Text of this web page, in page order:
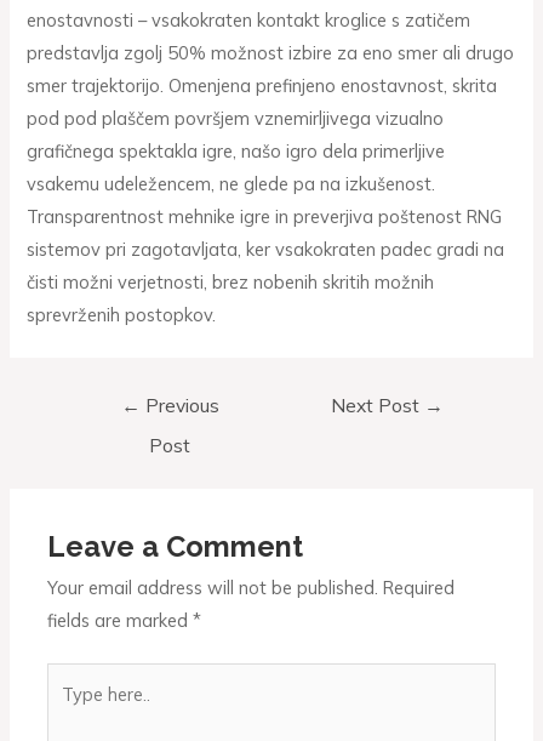
enostavnosti – vsakokraten kontakt kroglice s zatičem
predstavlja zgolj 50% možnost izbire za eno smer ali drugo
smer trajektorijo. Omenjena prefinjeno enostavnost, skrita
pod pod plaščem površjem vznemirljivega vizualno
grafičnega spektakla igre, našo igro dela primerljive
vsakemu udeležencem, ne glede pa na izkušenost.
Transparentnost mehnike igre in preverjiva poštenost RNG
sistemov pri zagotavljata, ker vsakokraten padec gradi na
čisti možni verjetnosti, brez nobenih skritih možnih
sprevrženih postopkov.
← Previous
Post
Next Post →
Leave a Comment
Your email address will not be published. Required
fields are marked*